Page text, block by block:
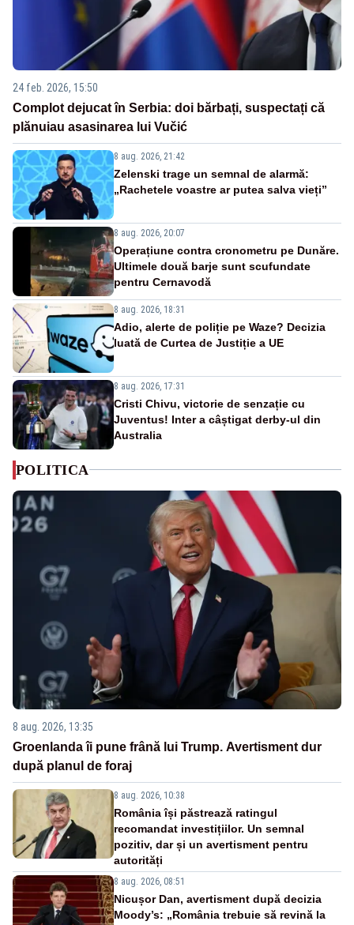
24 feb. 2026, 15:50
Complot dejucat în Serbia: doi bărbați, suspectați că
plănuiau asasinarea lui Vučić
8 aug. 2026, 21:42
Zelenski trage un semnal de alarmă:
„Rachetele voastre ar putea salva vieți”
8 aug. 2026, 20:07
Operațiune contra cronometru pe Dunăre.
Ultimele două barje sunt scufundate
pentru Cernavodă
8 aug. 2026, 18:31
Adio, alerte de poliție pe Waze? Decizia
luată de Curtea de Justiție a UE
8 aug. 2026, 17:31
Cristi Chivu, victorie de senzație cu
Juventus! Inter a câștigat derby-ul din
Australia
POLITICA
8 aug. 2026, 13:35
Groenlanda îi pune frână lui Trump. Avertisment dur
după planul de foraj
8 aug. 2026, 10:38
România își păstrează ratingul
recomandat investițiilor. Un semnal
pozitiv, dar și un avertisment pentru
autorități
8 aug. 2026, 08:51
Nicușor Dan, avertisment după decizia
Moody’s: „România trebuie să revină la